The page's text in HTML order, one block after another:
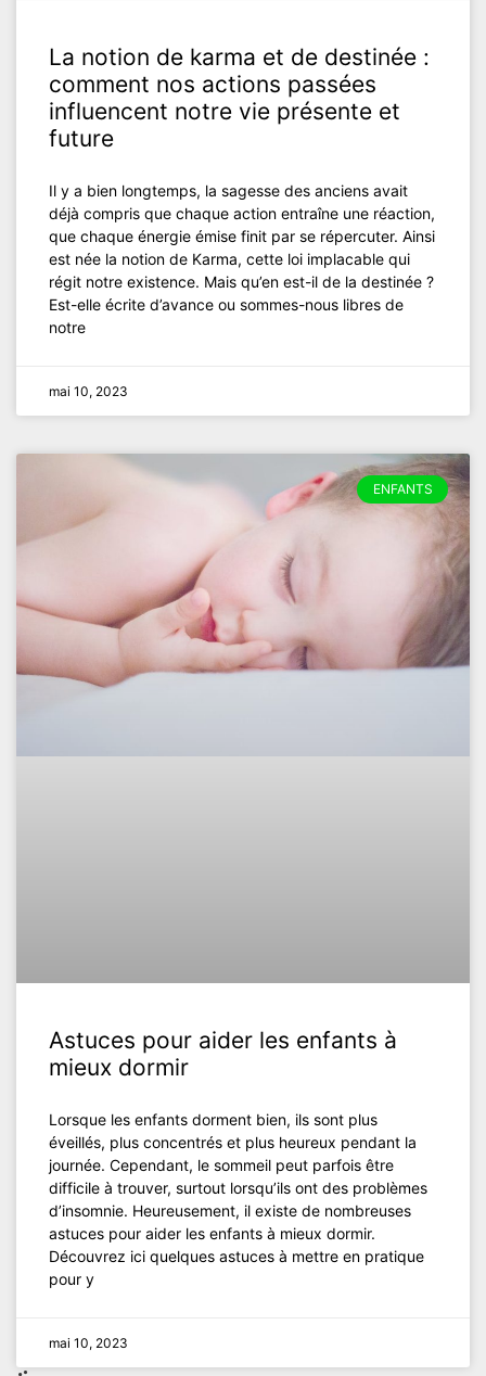
La notion de karma et de destinée :
comment nos actions passées
influencent notre vie présente et
future
Il y a bien longtemps, la sagesse des anciens avait
déjà compris que chaque action entraîne une réaction,
que chaque énergie émise finit par se répercuter. Ainsi
est née la notion de Karma, cette loi implacable qui
régit notre existence. Mais qu’en est-il de la destinée ?
Est-elle écrite d’avance ou sommes-nous libres de
notre
mai 10, 2023
ENFANTS
Astuces pour aider les enfants à
mieux dormir
Lorsque les enfants dorment bien, ils sont plus
éveillés, plus concentrés et plus heureux pendant la
journée. Cependant, le sommeil peut parfois être
difficile à trouver, surtout lorsqu’ils ont des problèmes
d’insomnie. Heureusement, il existe de nombreuses
astuces pour aider les enfants à mieux dormir.
Découvrez ici quelques astuces à mettre en pratique
pour y
mai 10, 2023